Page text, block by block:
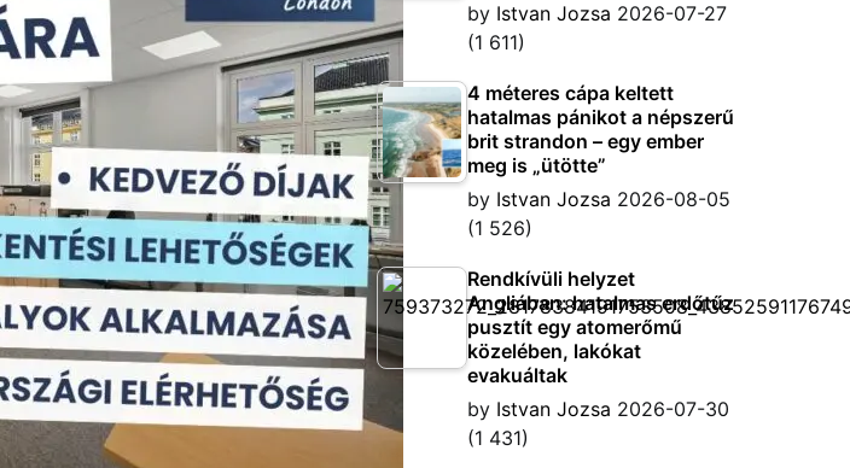
by Istvan Jozsa 2026-07-27
(1 611)
4 méteres cápa keltett
hatalmas pánikot a népszerű
brit strandon – egy ember
meg is „ütötte”
by Istvan Jozsa 2026-08-05
(1 526)
Rendkívüli helyzet
Angliában: hatalmas erdőtűz
pusztít egy atomerőmű
közelében, lakókat
evakuáltak
by Istvan Jozsa 2026-07-30
(1 431)